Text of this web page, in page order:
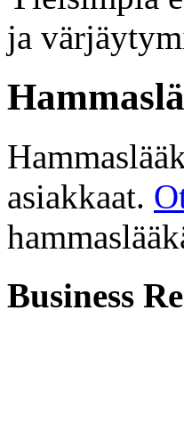
ja
asiakkaat.
Business